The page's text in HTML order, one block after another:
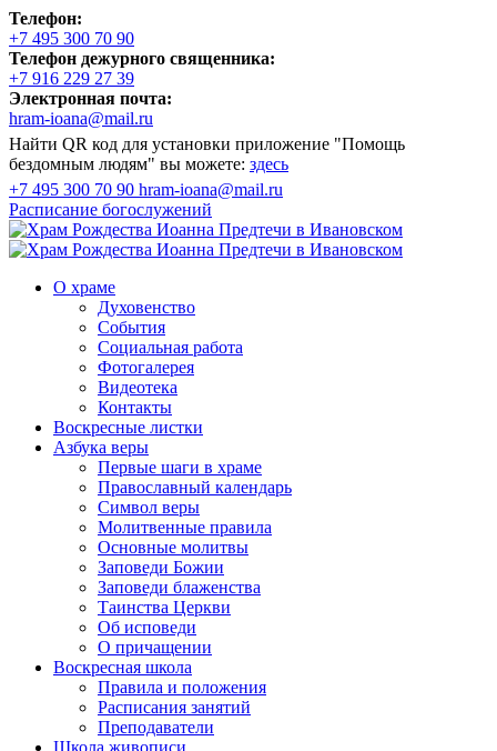
Телефон:
+7 495 300 70 90
Телефон дежурного священника:
+7 916 229 27 39
Электронная почта:
hram-ioana@mail.ru
Найти QR код для установки приложение "Помощь
бездомным людям" вы можете: здесь
+7 495 300 70 90 hram-ioana@mail.ru
Расписание богослужений
О храме
Духовенство
События
Социальная работа
Фотогалерея
Видеотека
Контакты
Воскресные листки
Азбука веры
Первые шаги в храме
Православный календарь
Символ веры
Молитвенные правила
Основные молитвы
Заповеди Божии
Заповеди блаженства
Таинства Церкви
Об исповеди
О причащении
Воскресная школа
Правила и положения
Расписания занятий
Преподаватели
Школа живописи